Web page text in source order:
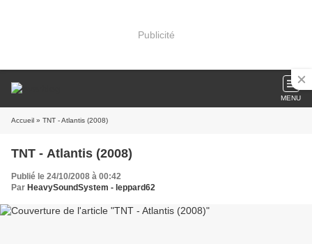
Publicité
MENU
Accueil » TNT - Atlantis (2008)
TNT - Atlantis (2008)
Publié le 24/10/2008 à 00:42
Par HeavySoundSystem - leppard62